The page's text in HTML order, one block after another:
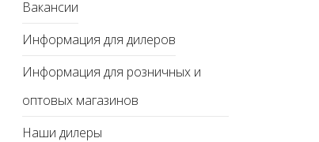
Вакансии
Информация для дилеров
Информация для розничных и
оптовых магазинов
Наши дилеры